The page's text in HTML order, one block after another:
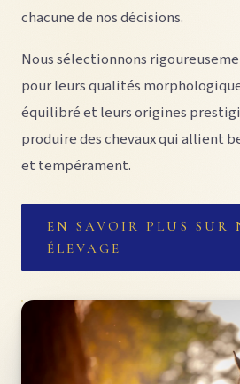
chacune de nos décisions.
Nous sélectionnons
pour leurs qualités
équilibré et leurs origines
produire des chevaux qui allient
et tempérament.
EN SAVOIR PLUS SUR
ÉLEVAGE